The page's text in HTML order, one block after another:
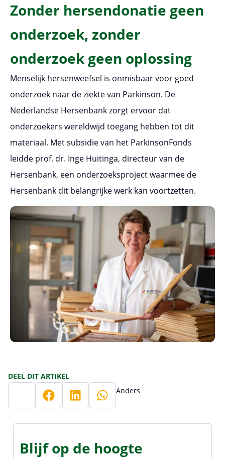
Zonder hersendonatie geen
onderzoek, zonder
onderzoek geen oplossing
Menselijk hersenweefsel is onmisbaar voor goed
onderzoek naar de ziekte van Parkinson. De
Nederlandse Hersenbank zorgt ervoor dat
onderzoekers wereldwijd toegang hebben tot dit
materiaal. Met subsidie van het ParkinsonFonds
leidde prof. dr. Inge Huitinga, directeur van de
Hersenbank, een onderzoeksproject waarmee de
Hersenbank dit belangrijke werk kan voortzetten.
DEEL DIT ARTIKEL
Anders
Blijf op de hoogte